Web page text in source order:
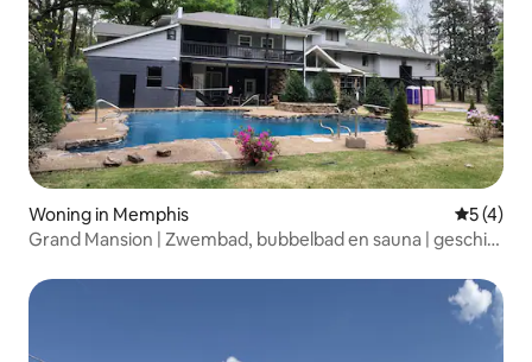
Woning in Memphis
5 (4)
Grand Mansion | Zwembad, bubbelbad en sauna | geschikt